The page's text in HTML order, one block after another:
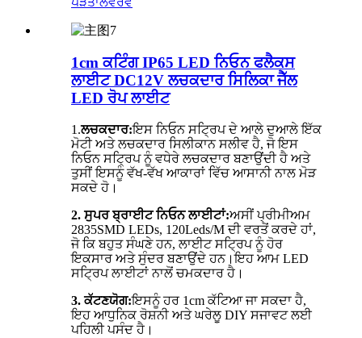
1cm ਕਟਿੰਗ IP65 LED ਨਿਓਨ ਫਲੈਕਸ
ਲਾਈਟ DC12V ਲਚਕਦਾਰ ਸਿਲਿਕਾ ਜੈੱਲ
LED ਰੋਪ ਲਾਈਟ
1.ਲਚਕਦਾਰ:ਇਸ ਨਿਓਨ ਸਟ੍ਰਿਪ ਦੇ ਆਲੇ ਦੁਆਲੇ ਇੱਕ
ਮੋਟੀ ਅਤੇ ਲਚਕਦਾਰ ਸਿਲੀਕਾਨ ਸਲੀਵ ਹੈ, ਜੋ ਇਸ
ਨਿਓਨ ਸਟ੍ਰਿਪ ਨੂੰ ਵਧੇਰੇ ਲਚਕਦਾਰ ਬਣਾਉਂਦੀ ਹੈ ਅਤੇ
ਤੁਸੀਂ ਇਸਨੂੰ ਵੱਖ-ਵੱਖ ਆਕਾਰਾਂ ਵਿੱਚ ਆਸਾਨੀ ਨਾਲ ਮੋੜ
ਸਕਦੇ ਹੋ।
2. ਸੁਪਰ ਬ੍ਰਾਈਟ ਨਿਓਨ ਲਾਈਟਾਂ:ਅਸੀਂ ਪ੍ਰੀਮੀਅਮ
2835SMD LEDs, 120Leds/M ਦੀ ਵਰਤੋਂ ਕਰਦੇ ਹਾਂ,
ਜੋ ਕਿ ਬਹੁਤ ਸੰਘਣੇ ਹਨ, ਲਾਈਟ ਸਟ੍ਰਿਪ ਨੂੰ ਹੋਰ
ਇਕਸਾਰ ਅਤੇ ਸੁੰਦਰ ਬਣਾਉਂਦੇ ਹਨ।ਇਹ ਆਮ LED
ਸਟ੍ਰਿਪ ਲਾਈਟਾਂ ਨਾਲੋਂ ਚਮਕਦਾਰ ਹੈ।
3. ਕੱਟਣਯੋਗ:ਇਸਨੂੰ ਹਰ 1cm ਕੱਟਿਆ ਜਾ ਸਕਦਾ ਹੈ,
ਇਹ ਆਧੁਨਿਕ ਰੋਸ਼ਨੀ ਅਤੇ ਘਰੇਲੂ DIY ਸਜਾਵਟ ਲਈ
ਪਹਿਲੀ ਪਸੰਦ ਹੈ।